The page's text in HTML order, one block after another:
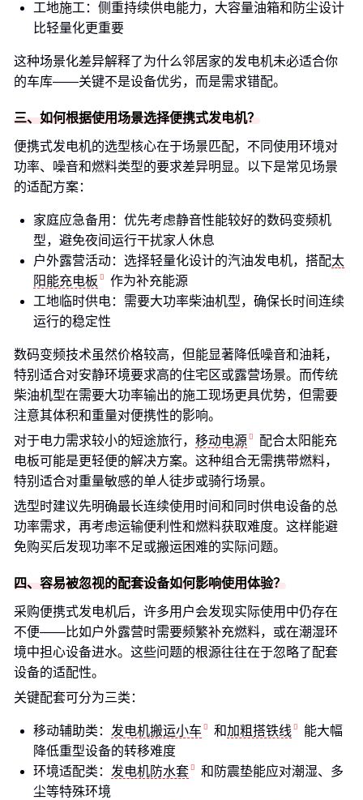
工地施工：侧重持续供电能力，大容量油箱和防尘设计
比轻量化更重要
这种场景化差异解释了为什么邻居家的发电机未必适合你
的车库——关键不是设备优劣，而是需求错配。
三、如何根据使用场景选择便携式发电机？
便携式发电机的选型核心在于场景匹配，不同使用环境对
功率、噪音和燃料类型的要求差异明显。以下是常见场景
的适配方案：
家庭应急备用：优先考虑静音性能较好的数码变频机
型，避免夜间运行干扰家人休息
户外露营活动：选择轻量化设计的汽油发电机，搭配太
阳能充电板
作为补充能源
工地临时供电：需要大功率柴油机型，确保长时间连续
运行的稳定性
数码变频技术虽然价格较高，但能显著降低噪音和油耗，
特别适合对安静环境要求高的住宅区或露营场景。而传统
柴油机型在需要大功率输出的施工现场更具优势，但需要
注意其体积和重量对便携性的影响。
对于电力需求较小的短途旅行， 移动电源
配合太阳能充
电板可能是更轻便的解决方案。这种组合无需携带燃料，
特别适合对重量敏感的单人徒步或骑行场景。
选型时建议先明确最长连续使用时间和同时供电设备的总
功率需求，再考虑运输便利性和燃料获取难度。这样能避
免购买后发现功率不足或搬运困难的实际问题。
四、容易被忽视的配套设备如何影响使用体验？
采购便携式发电机后，许多用户会发现实际使用中仍存在
不便——比如户外露营时需要频繁补充燃料，或在潮湿环
境中担心设备进水。这些问题的根源往往在于忽略了配套
设备的适配性。
关键配套可分为三类：
移动辅助类： 发电机搬运小车 和加粗搭铁线
能大幅
降低重型设备的转移难度
环境适配类： 发电机防水套
和防震垫能应对潮湿、多
尘等特殊环境